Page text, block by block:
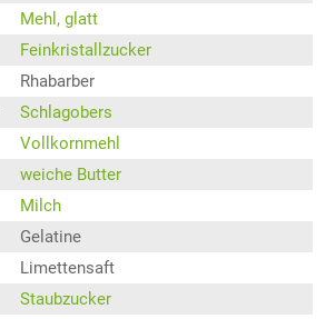
Mehl, glatt
Feinkristallzucker
Rhabarber
Schlagobers
Vollkornmehl
weiche Butter
Milch
Gelatine
Limettensaft
Staubzucker